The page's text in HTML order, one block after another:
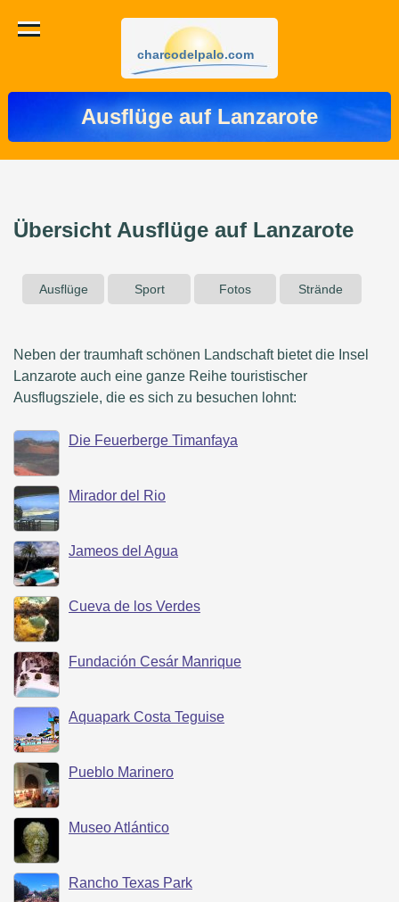
charcodelpalo.com
Ausflüge auf Lanzarote
Übersicht Ausflüge auf Lanzarote
Ausflüge Sport Fotos Strände
Neben der traumhaft schönen Landschaft bietet die Insel
Lanzarote auch eine ganze Reihe touristischer
Ausflugsziele, die es sich zu besuchen lohnt:
Die Feuerberge Timanfaya
Mirador del Rio
Jameos del Agua
Cueva de los Verdes
Fundación Cesár Manrique
Aquapark Costa Teguise
Pueblo Marinero
Museo Atlántico
Rancho Texas Park